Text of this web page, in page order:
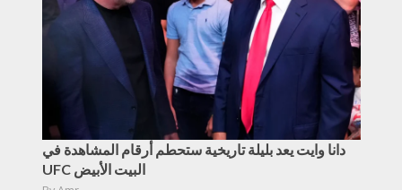
دانا وايت يعد بليلة تاريخية ستحطم أرقام المشاهدة في
UFC البيت الأبيض